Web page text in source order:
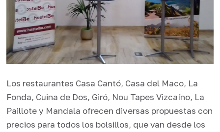
Los restaurantes Casa Cantó, Casa del Maco, La
Fonda, Cuina de Dos, Giró, Nou Tapes Vizcaíno, La
Paillote y Mandala ofrecen diversas propuestas con
precios para todos los bolsillos, que van desde los